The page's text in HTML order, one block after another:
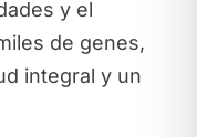
y el
de genes,
integral y un